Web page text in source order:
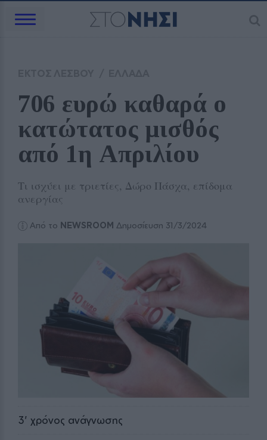
706 ευρώ καθαρά ο
κατώτατος μισθός
από 1η Απριλίου
Τι ισχύει με τριετίες, Δώρο Πάσχα, επίδομα
ανεργίας
Από το NEWSROOM Δημοσίευση 31/3/2024
3' χρόνος ανάγνωσης